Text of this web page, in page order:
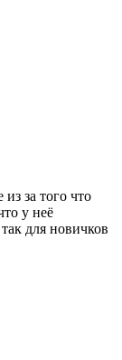
за того что
у неё
для новичков